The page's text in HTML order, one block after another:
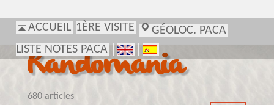
ACCUEIL 1ÈRE VISITE
GÉOLOC. PACA
LISTE NOTES PACA
Randomania
680 articles